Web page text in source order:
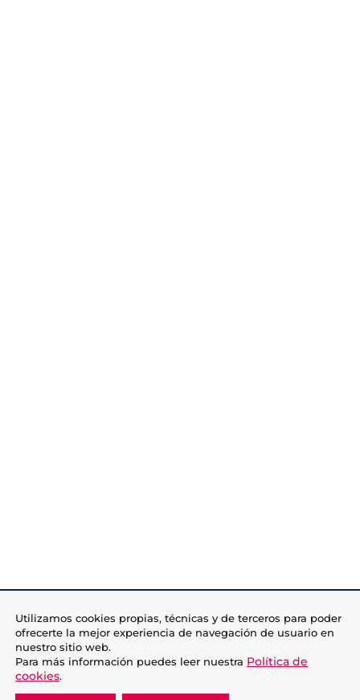
Utilizamos cookies propias, técnicas y de terceros para poder
ofrecerte la mejor experiencia de navegación de usuario en
nuestro sitio web.
Para más información puedes leer nuestra Política de
cookies.